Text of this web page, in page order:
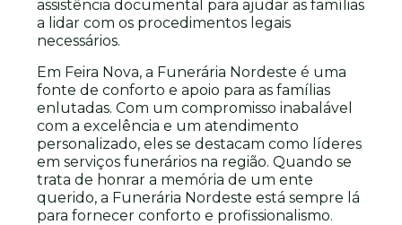
assistência documental para ajudar as famílias
a lidar com os procedimentos legais
necessários.
Em Feira Nova, a Funerária Nordeste é uma
fonte de conforto e apoio para as famílias
enlutadas. Com um compromisso inabalável
com a excelência e um atendimento
personalizado, eles se destacam como líderes
em serviços funerários na região. Quando se
trata de honrar a memória de um ente
querido, a Funerária Nordeste está sempre lá
para fornecer conforto e profissionalismo.